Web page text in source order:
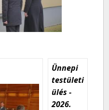
Ünnepi
testületi
ülés -
2026.